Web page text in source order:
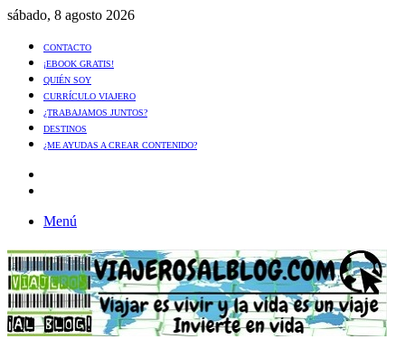
sábado, 8 agosto 2026
CONTACTO
¡EBOOK GRATIS!
QUIÉN SOY
CURRÍCULO VIAJERO
¿TRABAJAMOS JUNTOS?
DESTINOS
¿ME AYUDAS A CREAR CONTENIDO?
Menú